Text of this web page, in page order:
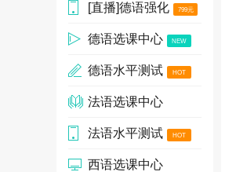
[直播]德语强化 799元
德语选课中心 NEW
德语水平测试 HOT
法语选课中心
法语水平测试 HOT
西语选课中心